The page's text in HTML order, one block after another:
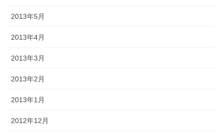
2013年5月
2013年4月
2013年3月
2013年2月
2013年1月
2012年12月